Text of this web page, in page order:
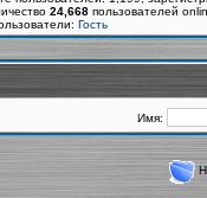
24,668 пользователей
Гость
Имя: